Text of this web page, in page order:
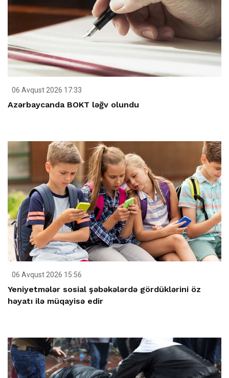
06 Avqust 2026 17:33
Azərbaycanda BOKT ləğv olundu
06 Avqust 2026 15:56
Yeniyetmələr sosial şəbəkələrdə gördüklərini öz
həyatı ilə müqayisə edir